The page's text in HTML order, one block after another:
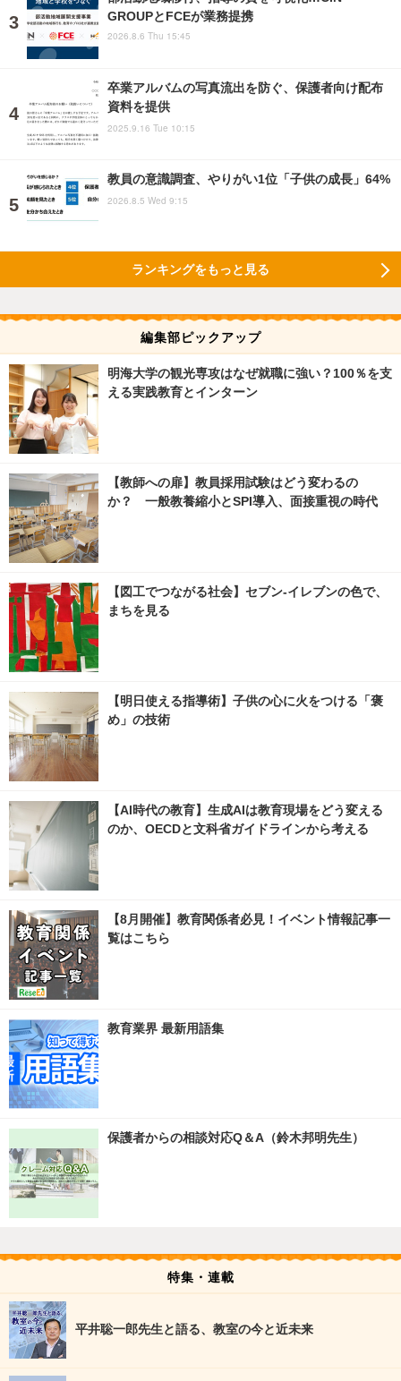
GROUPとFCEが業務提携
2026.8.6 Thu 15:45
卒業アルバムの写真流出を防ぐ、保護者向け配布
資料を提供
2025.9.16 Tue 10:15
教員の意識調査、やりがい1位「子供の成長」64%
2026.8.5 Wed 9:15
ランキングをもっと見る
編集部ピックアップ
明海大学の観光専攻はなぜ就職に強い？100％を支
える実践教育とインターン
【教師への扉】教員採用試験はどう変わるの
か？ 一般教養縮小とSPI導入、面接重視の時代
【図工でつながる社会】セブン‐イレブンの色で、
まちを見る
【明日使える指導術】子供の心に火をつける「褒
め」の技術
【AI時代の教育】生成AIは教育現場をどう変える
のか、OECDと文科省ガイドラインから考える
【8月開催】教育関係者必見！イベント情報記事一
覧はこちら
教育業界 最新用語集
保護者からの相談対応Q＆A（鈴木邦明先生）
特集・連載
平井聡一郎先生と語る、教室の今と近未来